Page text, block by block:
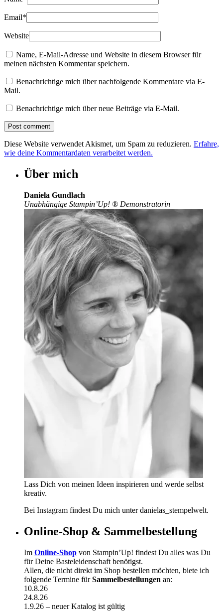
Email*
Website
Name, E-Mail-Adresse und Website in diesem Browser für
meinen nächsten Kommentar speichern.
Benachrichtige mich über nachfolgende Kommentare via E-
Mail.
Benachrichtige mich über neue Beiträge via E-Mail.
Diese Website verwendet Akismet, um Spam zu reduzieren. Erfahre,
wie deine Kommentardaten verarbeitet werden.
Über mich
Daniela Gundlach
Unabhängige Stampin’Up! ® Demonstratorin
Lass Dich von meinen Ideen inspirieren und werde selbst
kreativ.
Bei Instagram findest Du mich unter danielas_stempelwelt.
Online-Shop & Sammelbestellung
Im Online-Shop von Stampin’Up! findest Du alles was Du
für Deine Basteleidenschaft benötigst.
Allen, die nicht direkt im Shop bestellen möchten, biete ich
folgende Termine fürSammelbestellungen an:
10.8.26
24.8.26
1.9.26 – neuer Katalog ist gültig